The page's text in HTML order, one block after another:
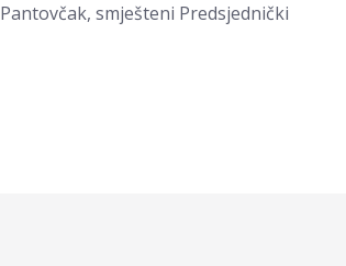
smješteni Predsjednički